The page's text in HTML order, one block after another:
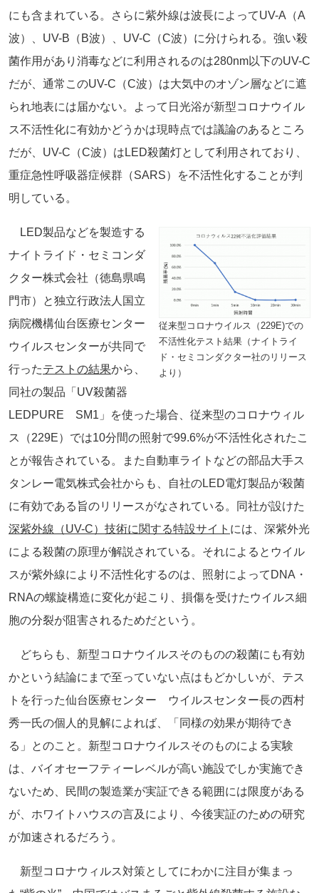
にも含まれている。さらに紫外線は波長によってUV-A（A
波）、UV-B（B波）、UV-C（C波）に分けられる。強い殺
菌作用があり消毒などに利用されるのは280nm以下のUV-C
だが、通常このUV-C（C波）は大気中のオゾン層などに遮
られ地表には届かない。よって日光浴が新型コロナウイル
ス不活性化に有効かどうかは現時点では議論のあるところ
だが、UV-C（C波）はLED殺菌灯として利用されており、
重症急性呼吸器症候群（SARS）を不活性化することが判
明している。
従来型コロナウイルス（229E)での
不活性化テスト結果（ナイトライ
ド・セミコンダクター社のリリース
より）
LED製品などを製造する
ナイトライド・セミコンダ
クター株式会社（徳島県鳴
門市）と独立行政法人国立
病院機構仙台医療センター
ウイルスセンターが共同で
行ったテストの結果から、
同社の製品「UV殺菌器
LEDPURE SM1」を使った場合、従来型のコロナウィル
ス（229E）では10分間の照射で99.6%が不活性化されたこ
とが報告されている。また自動車ライトなどの部品大手ス
タンレー電気株式会社からも、自社のLED電灯製品が殺菌
に有効である旨のリリースがなされている。同社が設けた
深紫外線（UV-C）技術に関する特設サイト には、深紫外光
による殺菌の原理が解説されている。それによるとウイル
スが紫外線により不活性化するのは、照射によってDNA・
RNAの螺旋構造に変化が起こり、損傷を受けたウイルス細
胞の分裂が阻害されるためだという。
どちらも、新型コロナウイルスそのものの殺菌にも有効
かという結論にまで至っていない点はもどかしいが、テス
トを行った仙台医療センター ウイルスセンター長の西村
秀一氏の個人的見解によれば、「同様の効果が期待でき
る」とのこと。新型コロナウイルスそのものによる実験
は、バイオセーフティーレベルが高い施設でしか実施でき
ないため、民間の製造業が実証できる範囲には限度がある
が、ホワイトハウスの言及により、今後実証のための研究
が加速されるだろう。
新型コロナウィルス対策としてにわかに注目が集まっ